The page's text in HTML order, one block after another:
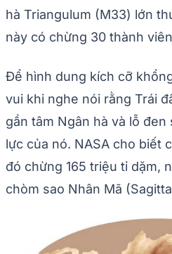
hà Triangulum (M33) lớn
này có chừng 30 thành
Để hình dung kích cỡ
vui khi nghe nói rằng Trái
gần tâm Ngân hà và lỗ
lực của nó. NASA cho biết
đó chừng 165 triệu tỉ dặm,
chòm sao Nhân Mã